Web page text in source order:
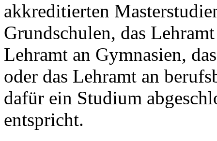
akkreditierten
Grundschulen, das
Lehramt an Gymnasien,
oder das Lehramt an
dafür ein Studium
entspricht.